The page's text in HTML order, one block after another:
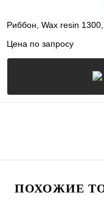
Риббон, Wax resin
Цена по запросу
ПОХОЖИЕ